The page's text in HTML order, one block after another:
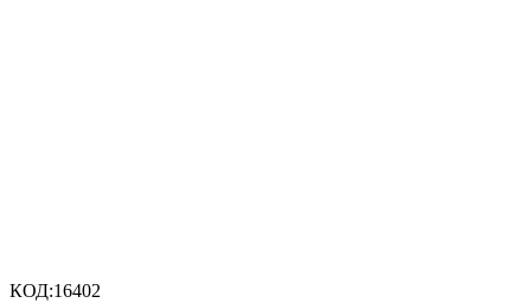
КОД:16402